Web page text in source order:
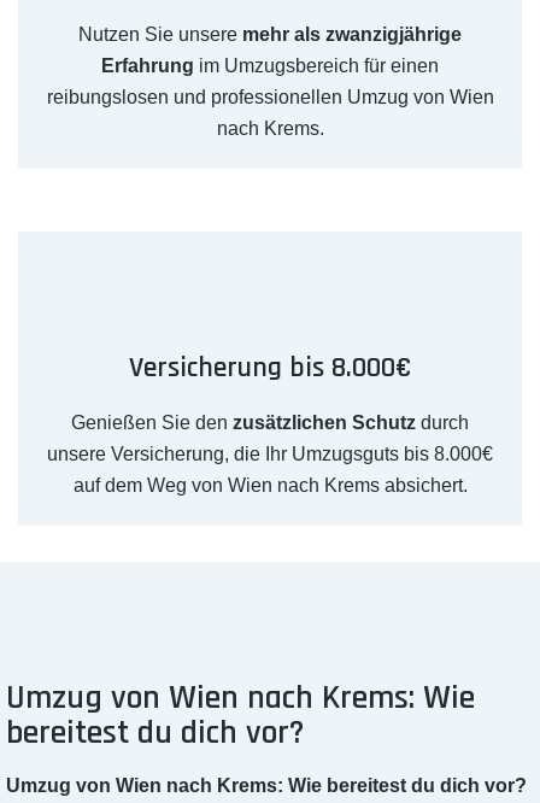
Nutzen Sie unsere mehr als zwanzigjährige
Erfahrung im Umzugsbereich für einen
reibungslosen und professionellen Umzug von Wien
nach Krems.
Versicherung bis 8.000€
Genießen Sie den zusätzlichen Schutz durch
unsere Versicherung, die Ihr Umzugsguts bis 8.000€
auf dem Weg von Wien nach Krems absichert.
Umzug von Wien nach Krems: Wie
bereitest du dich vor?
Umzug von Wien nach Krems: Wie bereitest du dich vor?